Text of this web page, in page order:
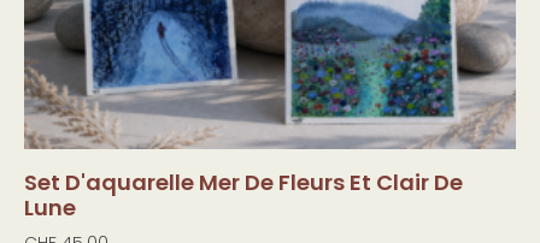
Set D'aquarelle Mer De Fleurs Et Clair De
Lune